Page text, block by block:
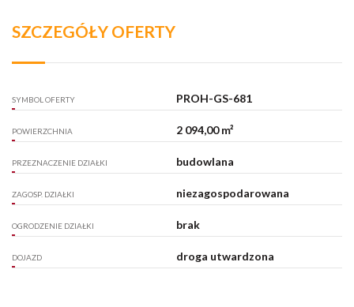
SZCZEGÓŁY OFERTY
SYMBOL OFERTY PROH-GS-681
POWIERZCHNIA 2 094,00 m²
PRZEZNACZENIE DZIAŁKI budowlana
ZAGOSP. DZIAŁKI niezagospodarowana
OGRODZENIE DZIAŁKI brak
DOJAZD droga utwardzona